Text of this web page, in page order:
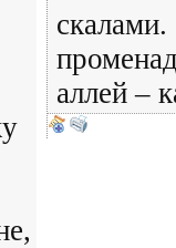
скалами.
аллей –